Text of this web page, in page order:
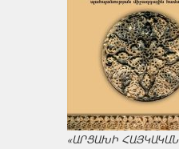
«ԱՐՑԱԽԻ ՀԱՅԿԱԿԱՆ